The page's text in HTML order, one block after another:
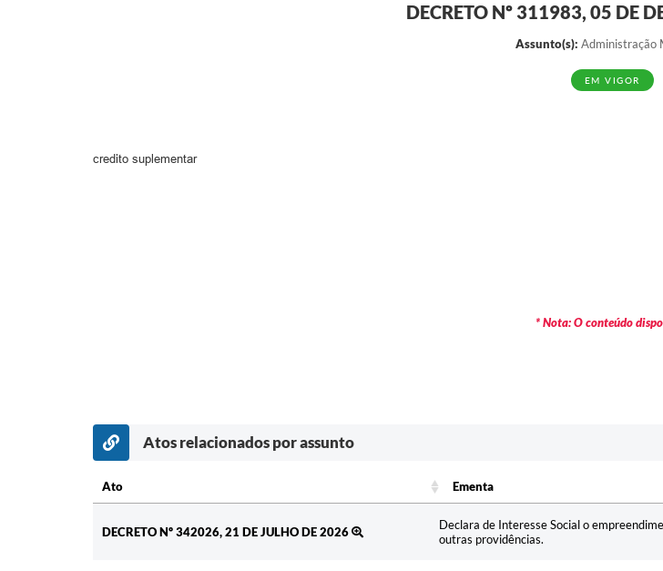
DECRETO Nº 311983, 05 DE
Assunto(s): Administração
EM VIGOR
credito suplementar
* Nota: O conteúdo
Atos relacionados por assunto
Ato Ementa
DECRETO Nº 342026, 21 DE JULHO DE 2026
Declara de Interesse Social o
outras providências.